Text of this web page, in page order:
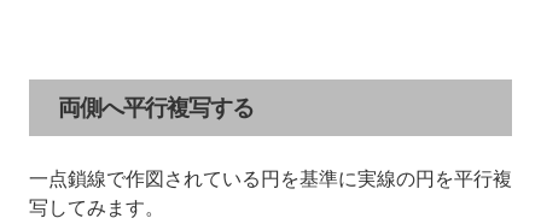
両側へ平行複写する
一点鎖線で作図されている円を基準に実線の円を平行複
写してみます。